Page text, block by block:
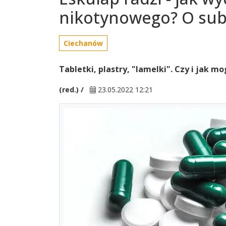
nikotynowego? O
Ciechanów
Tabletki, plastry, "lamelki". Czy i jak
(red.) / 23.05.2022 12:21